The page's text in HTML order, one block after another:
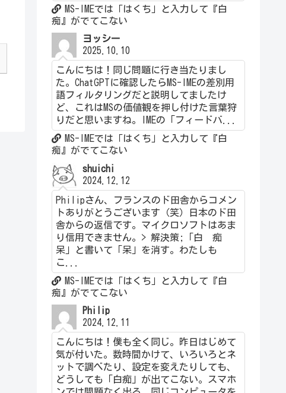
MS-IMEでは「はくち」と入力して『白
痴』がでてこない
ヨッシー
2025.10.10
こんにちは！同じ問題に行き当たりまし
た。ChatGPTに確認したらMS-IMEの差別用
語フィルタリングだと説明してましたけ
ど、これはMSの価値観を押し付けた言葉狩
りだと思いますね。IMEの「フィードバ...
MS-IMEでは「はくち」と入力して『白
痴』がでてこない
shuichi
2024.12.12
Philipさん、フランスのド田舎からコメン
トありがとうございます（笑）日本のド田
舎からの返信です。マイクロソフトはあま
り信用できません。> 解決策;「白 痴
呆」と書いて「呆」を消す。わたしも
こ...
MS-IMEでは「はくち」と入力して『白
痴』がでてこない
Philip
2024.12.11
こんにちは！僕も全く同じ。昨日はじめて
気が付いた。数時間かけて、いろいろとネ
ットで調べたり、設定を変えたりしても、
どうしても「白痴」が出てこない。スマホ